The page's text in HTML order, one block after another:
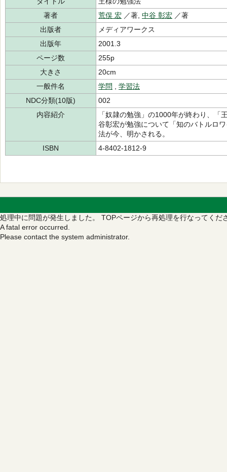
著者
荒俣 宏 ／著, 中谷 彰宏 ／著
出版者
メディアワークス
出版年
2001.3
ページ数
255p
大きさ
20cm
一般件名
学問
学習法
NDC分類(10版)
002
内容紹介
「奴隷の勉強」の1000年が終わり、
谷彰宏が勉強について「知のバトルロ
法が今、明かされる。
ISBN
4-8402-1812-9
処理中に問題が発生しました。 TOPページから再処理を行なってくだ
A fatal error occurred.
Please contact the system administrator.